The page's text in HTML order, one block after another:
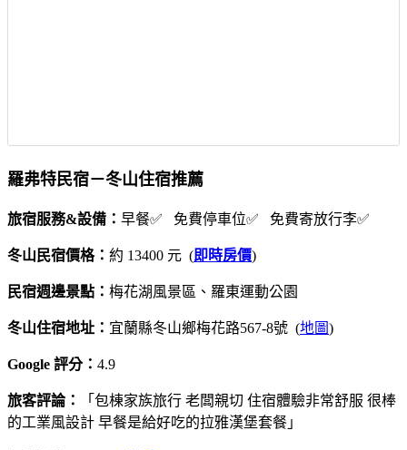
羅弗特民宿－冬山住宿推薦
旅宿服務&設備： 早餐✅ 免費停車位✅ 免費寄放行李✅
冬山民宿價格： 約 13400 元 (即時房價)
民宿週邊景點： 梅花湖風景區、羅東運動公園
冬山住宿地址： 宜蘭縣冬山鄉梅花路567-8號 (地圖)
Google 評分： 4.9
旅客評論：
「包棟家族旅行 老闆親切 住宿體驗非常舒服 很棒
的工業風設計 早餐是給好吃的拉雅漢堡套餐」